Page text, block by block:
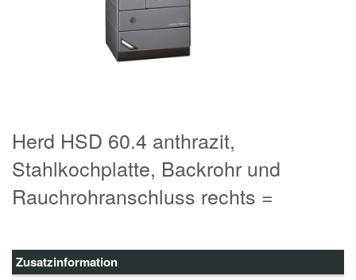
Herd HSD 60.4 anthrazit,
Stahlkochplatte, Backrohr und
Rauchrohranschluss rechts =
Zusatzinformation